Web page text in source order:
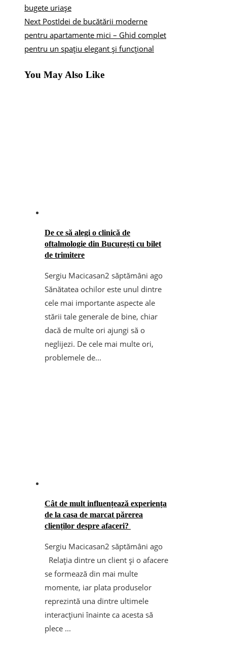
bugete uriașe
Next PostIdei de bucătării moderne
pentru apartamente mici – Ghid complet
pentru un spațiu elegant și funcțional
You May Also Like
De ce să alegi o clinică de
oftalmologie din București cu bilet
de trimitere
Sergiu Macicasan2 săptămâni ago
Sănătatea ochilor este unul dintre
cele mai importante aspecte ale
stării tale generale de bine, chiar
dacă de multe ori ajungi să o
neglijezi. De cele mai multe ori,
problemele de...
Cât de mult influențează experiența
de la casa de marcat părerea
clienților despre afaceri?
Sergiu Macicasan2 săptămâni ago
Relația dintre un client și o afacere
se formează din mai multe
momente, iar plata produselor
reprezintă una dintre ultimele
interacțiuni înainte ca acesta să
plece ...